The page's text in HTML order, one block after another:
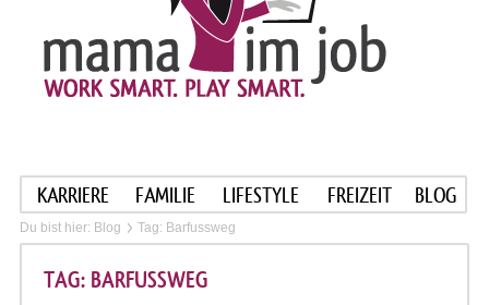
KARRIERE FAMILIE LIFESTYLE FREIZEIT BLOG
Du bist hier: Blog Tag: Barfussweg
TAG: BARFUSSWEG